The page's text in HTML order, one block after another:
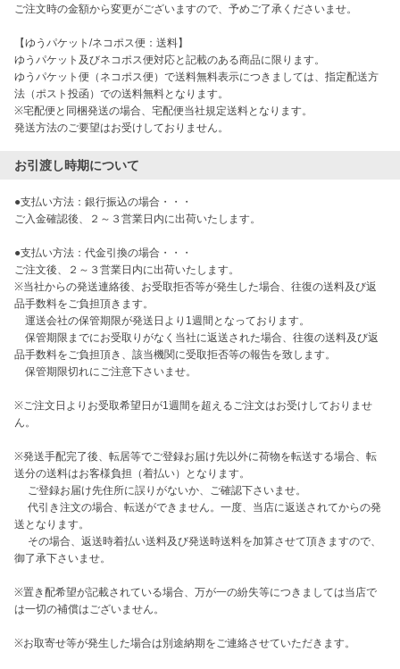
ご注文時の金額から変更がございますので、予めご了承くださいませ。
【ゆうパケット/ネコポス便：送料】
ゆうパケット及びネコポス便対応と記載のある商品に限ります。
ゆうパケット便（ネコポス便）で送料無料表示につきましては、指定配送方
法（ポスト投函）での送料無料となります。
※宅配便と同梱発送の場合、宅配便当社規定送料となります。
お引渡し時期について
●支払い方法：銀行振込の場合・・・
ご入金確認後、２～３営業日内に出荷いたします。
●支払い方法：代金引換の場合・・・
ご注文後、２～３営業日内に出荷いたします。
※当社からの発送連絡後、お受取拒否等が発生した場合、往復の送料及び返
品手数料をご負担頂きます。
運送会社の保管期限が発送日より1週間となっております。
保管期限までにお受取りがなく当社に返送された場合、往復の送料及び返
品手数料をご負担頂き、該当機関に受取拒否等の報告を致します。
保管期限切れにご注意下さいませ。
※ご注文日よりお受取希望日が1週間を超えるご注文はお受けしておりませ
ん。
※発送手配完了後、転居等でご登録お届け先以外に荷物を転送する場合、転
送分の送料はお客様負担（着払い）となります。
ご登録お届け先住所に誤りがないか、ご確認下さいませ。
代引き注文の場合、転送ができません。一度、当店に返送されてからの発
送となります。
その場合、返送時着払い送料及び発送時送料を加算させて頂きますので、
御了承下さいませ。
※置き配希望が記載されている場合、万が一の紛失等につきましては当店で
は一切の補償はございません。
※お取寄せ等が発生した場合は別途納期をご連絡させていただきます。